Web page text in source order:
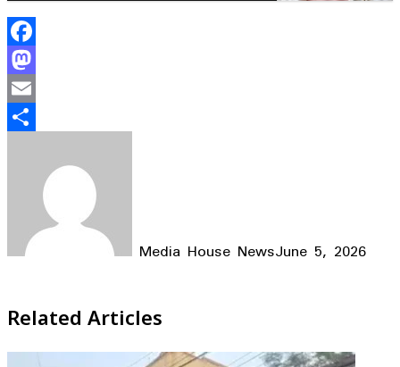
Facebook
Mastodon
Email
Media House NewsJune 5, 2026
Related Articles